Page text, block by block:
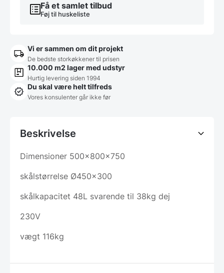
Få et samlet tilbud
Føj til huskeliste
Vi er sammen om dit projekt
De bedste storkøkkener til prisen
10.000 m2 lager med udstyr
Hurtig levering siden 1994
Du skal være helt tilfreds
Vores konsulenter går ikke før
Beskrivelse
Dimensioner 500x800x750
skålstørrelse Ø450×300
skålkapacitet 48L svarende til 38kg dej
230V
vægt 116kg